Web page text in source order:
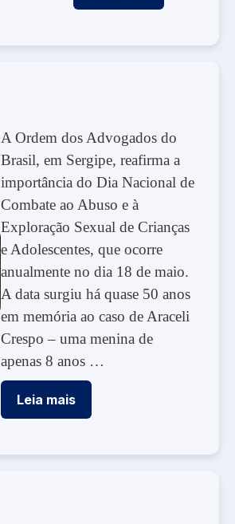
A Ordem dos Advogados do
Brasil, em Sergipe, reafirma a
importância do Dia Nacional de
Combate ao Abuso e à
Exploração Sexual de Crianças
e Adolescentes, que ocorre
anualmente no dia 18 de maio.
A data surgiu há quase 50 anos
em memória ao caso de Araceli
Crespo – uma menina de
apenas 8 anos …
Leia mais